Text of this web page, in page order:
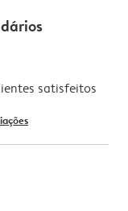
satisfeitos